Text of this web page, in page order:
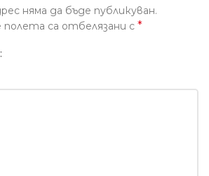
няма да бъде публикуван.
са отбелязани с *